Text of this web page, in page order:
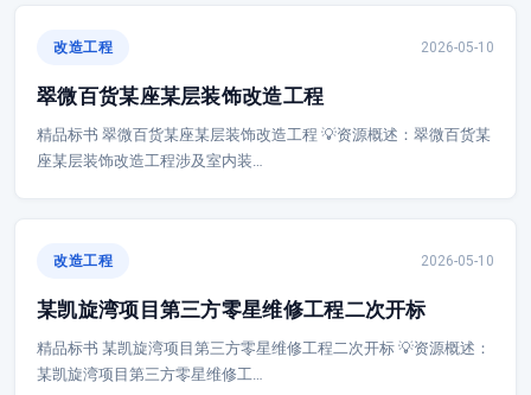
改造工程 2026-05-10
翠微百货某座某层装饰改造工程
精品标书 翠微百货某座某层装饰改造工程 💡资源概述：翠微百货某
座某层装饰改造工程涉及室内装…
改造工程 2026-05-10
某凯旋湾项目第三方零星维修工程二次开标
精品标书 某凯旋湾项目第三方零星维修工程二次开标 💡资源概述：
某凯旋湾项目第三方零星维修工…